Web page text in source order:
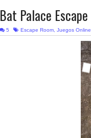
Bat Palace Escape
5 Escape Room Juegos Online